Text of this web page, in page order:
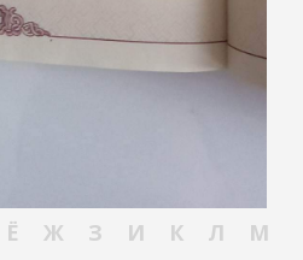
Ё Ж З И К Л
М